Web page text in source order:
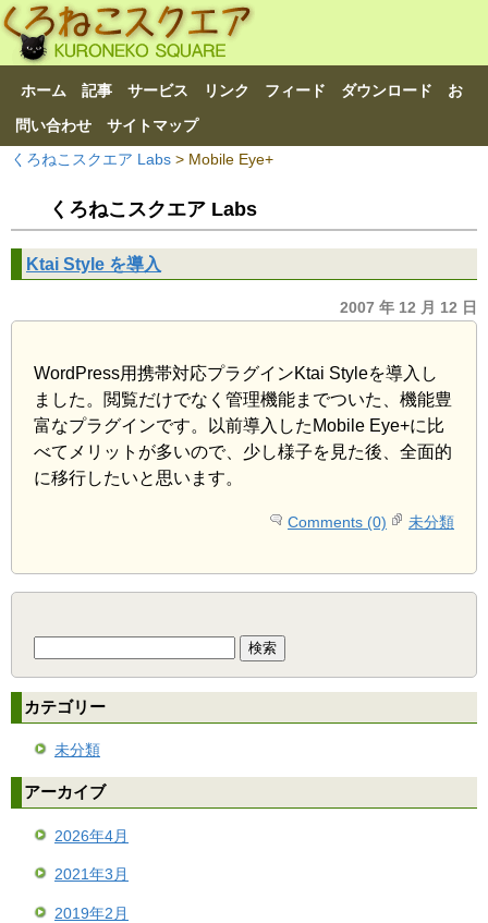
ホーム 記事 サービス リンク フィード ダウンロード お
問い合わせ サイトマップ
くろねこスクエア Labs > Mobile Eye+
くろねこスクエア Labs
Ktai Style を導入
2007 年 12 月 12 日
WordPress用携帯対応プラグインKtai Styleを導入し
ました。閲覧だけでなく管理機能までついた、機能豊
富なプラグインです。以前導入したMobile Eye+に比
べてメリットが多いので、少し様子を見た後、全面的
に移行したいと思います。
Comments (0) 未分類
カテゴリー
未分類
アーカイブ
2026年4月
2021年3月
2019年2月